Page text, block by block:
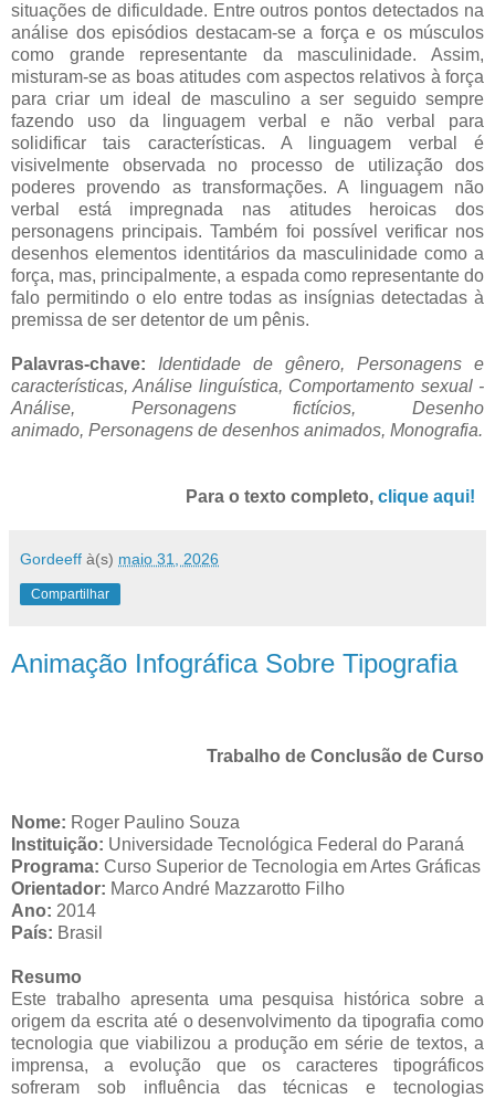
situações de dificuldade. Entre outros pontos detectados na
análise dos episódios destacam-se a força e os músculos
como grande representante da masculinidade. Assim,
misturam-se as boas atitudes com aspectos relativos à força
para criar um ideal de masculino a ser seguido sempre
fazendo uso da linguagem verbal e não verbal para
solidificar tais características. A linguagem verbal é
visivelmente observada no processo de utilização dos
poderes provendo as transformações. A linguagem não
verbal está impregnada nas atitudes heroicas dos
personagens principais. Também foi possível verificar nos
desenhos elementos identitários da masculinidade como a
força, mas, principalmente, a espada como representante do
falo permitindo o elo entre todas as insígnias detectadas à
premissa de ser detentor de um pênis.
Palavras-chave: Identidade de gênero, Personagens e
características, Análise linguística, Comportamento sexual -
Análise, Personagens fictícios, Desenho
animado, Personagens de desenhos animados, Monografia.
Para o texto completo, clique aqui!
Gordeeff à(s) maio 31, 2026
Compartilhar
Animação Infográfica Sobre Tipografia
Trabalho de Conclusão de Curso
Nome: Roger Paulino Souza
Instituição: Universidade Tecnológica Federal do Paraná
Programa: Curso Superior de Tecnologia em Artes Gráficas
Orientador: Marco André Mazzarotto Filho
Ano: 2014
País: Brasil
Resumo
Este trabalho apresenta uma pesquisa histórica sobre a
origem da escrita até o desenvolvimento da tipografia como
tecnologia que viabilizou a produção em série de textos, a
imprensa, a evolução que os caracteres tipográficos
sofreram sob influência das técnicas e tecnologias